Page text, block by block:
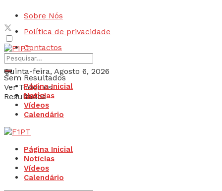
Sobre Nós
Política de privacidade
Contactos
Quinta-feira, Agosto 6, 2026
Login
Sem Resultados
Ver Todos os
Resultados
Página Inicial
Notícias
Vídeos
Calendário
Página Inicial
Notícias
Vídeos
Calendário